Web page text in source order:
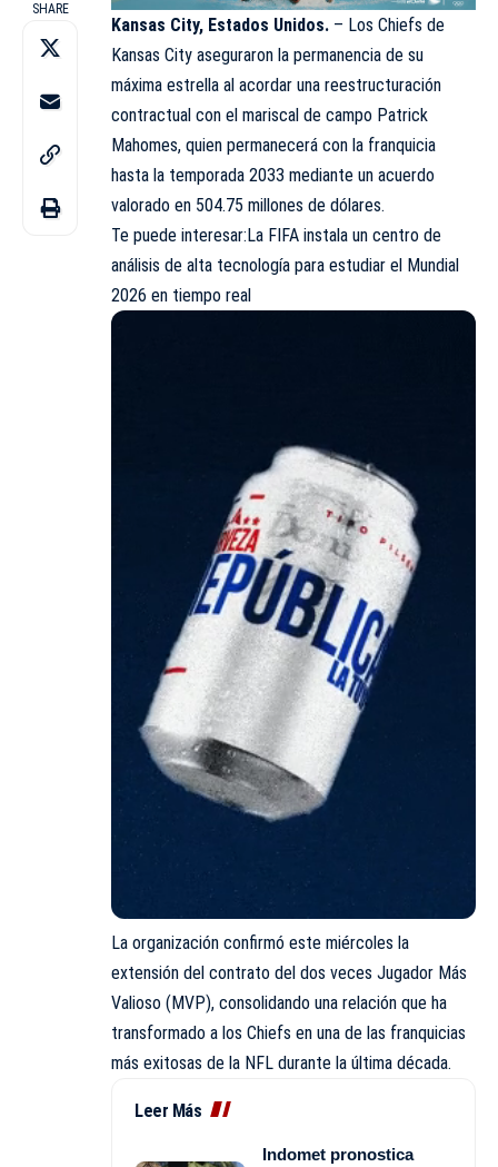
SHARE
Kansas City, Estados Unidos. – Los Chiefs de
Kansas City aseguraron la permanencia de su
máxima estrella al acordar una reestructuración
contractual con el mariscal de campo Patrick
Mahomes, quien permanecerá con la franquicia
hasta la temporada 2033 mediante un acuerdo
valorado en 504.75 millones de dólares.
Te puede interesar:La FIFA instala un centro de
análisis de alta tecnología para estudiar el Mundial
2026 en tiempo real
La organización confirmó este miércoles la
extensión del contrato del dos veces Jugador Más
Valioso (MVP), consolidando una relación que ha
transformado a los Chiefs en una de las franquicias
más exitosas de la NFL durante la última década.
Leer Más
Indomet pronostica